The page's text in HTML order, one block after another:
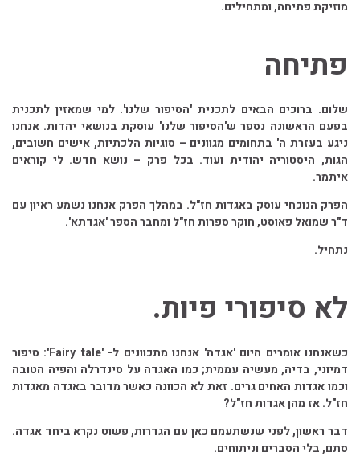
מוזיקת פתיחה, ומתחילים.
פתיחה
שלום. ברוכים הבאים לתכנית 'הסיפור שלנו'. למי שמאזין לתכנית
בפעם הראשונה נספר ש'הסיפור שלנו' עוסקת בנושאי יהדות. אנחנו
ניגע בעזרת ה' בתחומים מגוונים – סוגיות הלכתיות, אישים חשובים,
הגות, היסטוריה יהודית ועוד. בכל פרק – נושא חדש. לי קוראים
איתמר.
הפרק הנוכחי עוסק באגדות חז"ל. במהלך הפרק אנחנו נשמע ראיון עם
ד"ר שמואל פאוסט, חוקר ספרות חז"ל ומחבר הספר 'אגדתא'.
נתחיל.
לא סיפורי פיות.
כשאנחנו אומרים היום 'אגדה' אנחנו מתכוונים ל- 'Fairy tale': סיפור
דמיוני, בדיה, מעשיה עממית; כמו האגדה על סינדרלה והפיה הטובה
וכמו אגדות האחים גרים. זאת לא הכוונה כאשר מדובר באגדה מאגדות
חז"ל. אז מהן אגדות חז"ל?
דבר ראשון, לפני שנשתעמם כאן עם הגדרות, פשוט נקרא ביחד אגדה.
סתם, בלי הסברים וניתוחים.